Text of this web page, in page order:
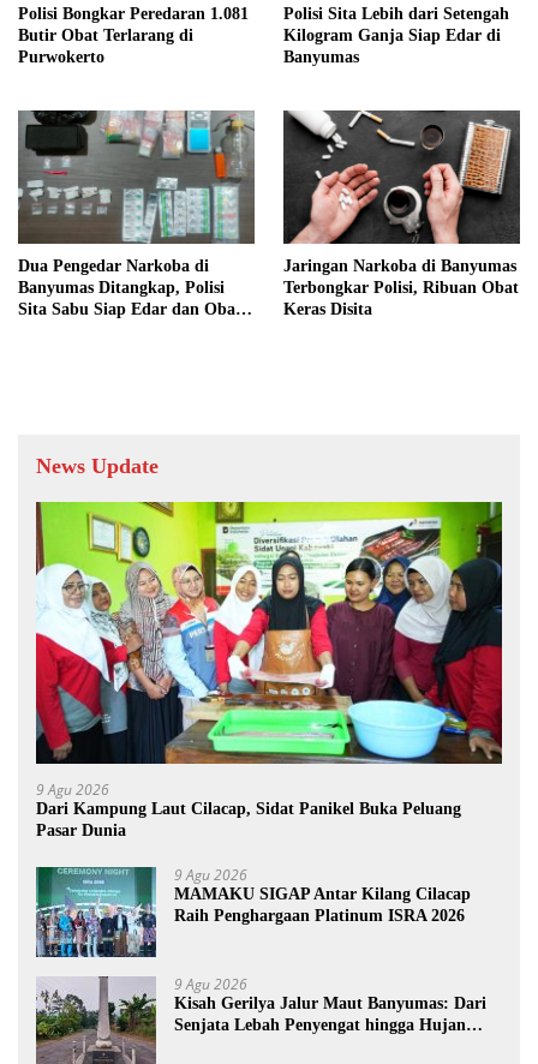
Polisi Bongkar Peredaran 1.081
Butir Obat Terlarang di
Purwokerto
Polisi Sita Lebih dari Setengah
Kilogram Ganja Siap Edar di
Banyumas
Dua Pengedar Narkoba di
Banyumas Ditangkap, Polisi
Sita Sabu Siap Edar dan Obat
Jaringan Narkoba di Banyumas
Terbongkar Polisi, Ribuan Obat
Keras Disita
News Update
9 Agu 2026
Dari Kampung Laut Cilacap, Sidat Panikel Buka Peluang
Pasar Dunia
9 Agu 2026
MAMAKU SIGAP Antar Kilang Cilacap
Raih Penghargaan Platinum ISRA 2026
9 Agu 2026
Kisah Gerilya Jalur Maut Banyumas: Dari
Senjata Lebah Penyengat hingga Hujan